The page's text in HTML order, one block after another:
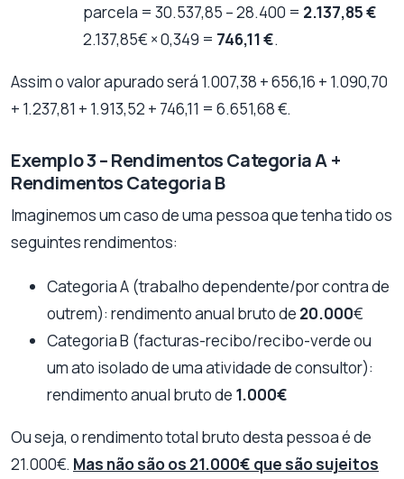
parcela = 30.537,85 – 28.400 = 2.137,85 €
2.137,85€ × 0,349 = 746,11 €.
Assim o valor apurado será 1.007,38 + 656,16 + 1.090,70
+ 1.237,81 + 1.913,52 + 746,11 = 6.651,68 €.
Exemplo 3 – Rendimentos Categoria A +
Rendimentos Categoria B
Imaginemos um caso de uma pessoa que tenha tido os
seguintes rendimentos:
Categoria A (trabalho dependente/por contra de
outrem): rendimento anual bruto de 20.000€
Categoria B (facturas-recibo/recibo-verde ou
um ato isolado de uma atividade de consultor):
rendimento anual bruto de 1.000€
Ou seja, o rendimento total bruto desta pessoa é de
21.000€. Mas não são os 21.000€ que são sujeitos